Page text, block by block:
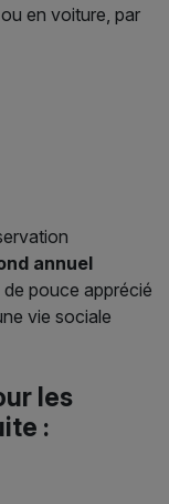
en voiture, par
annuel
pouce apprécié
vie sociale
les
: